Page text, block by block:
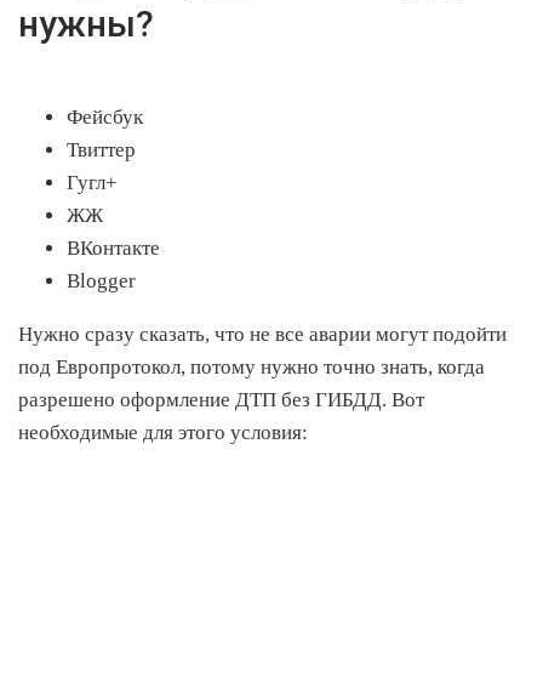
нужны?
Фейсбук
Твиттер
Гугл+
ЖЖ
ВКонтакте
Blogger
Нужно сразу сказать, что не все аварии могут подойти
под Европротокол, потому нужно точно знать, когда
разрешено оформление ДТП без ГИБДД. Вот
необходимые для этого условия: